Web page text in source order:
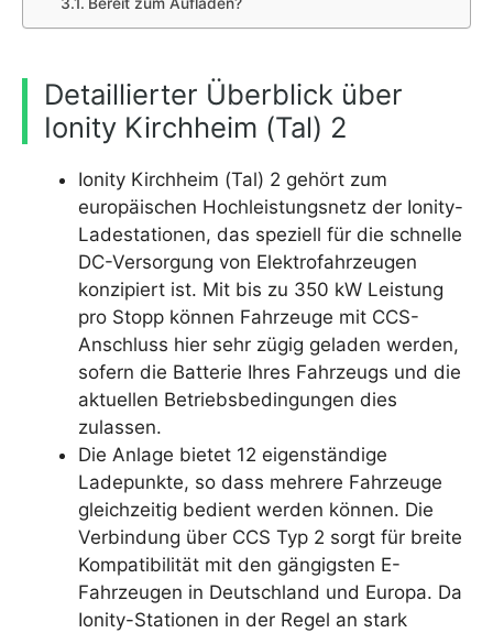
Bereit zum Aufladen?
Detaillierter Überblick über
Ionity Kirchheim (Tal) 2
Ionity Kirchheim (Tal) 2 gehört zum
europäischen Hochleistungsnetz der Ionity-
Ladestationen, das speziell für die schnelle
DC-Versorgung von Elektrofahrzeugen
konzipiert ist. Mit bis zu 350 kW Leistung
pro Stopp können Fahrzeuge mit CCS-
Anschluss hier sehr zügig geladen werden,
sofern die Batterie Ihres Fahrzeugs und die
aktuellen Betriebsbedingungen dies
zulassen.
Die Anlage bietet 12 eigenständige
Ladepunkte, so dass mehrere Fahrzeuge
gleichzeitig bedient werden können. Die
Verbindung über CCS Typ 2 sorgt für breite
Kompatibilität mit den gängigsten E-
Fahrzeugen in Deutschland und Europa. Da
Ionity-Stationen in der Regel an stark